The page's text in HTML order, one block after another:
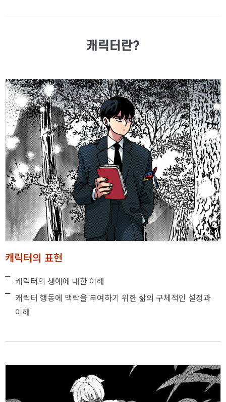
캐릭터란?
캐릭터의 표현
캐릭터의 생애에 대한 이해
캐릭터 행동에 맥락을 부여하기 위한 삶의 구체적인 설정과
이해